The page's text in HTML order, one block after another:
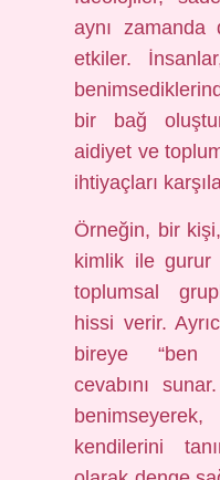
aynı zamanda
etkiler.
bir bağ
aidiyet ve
ihtiyaçları
Örneğin, bir
kimlik ile
toplumsal
hissi verir.
bireye “ben
cevabını
kendilerini